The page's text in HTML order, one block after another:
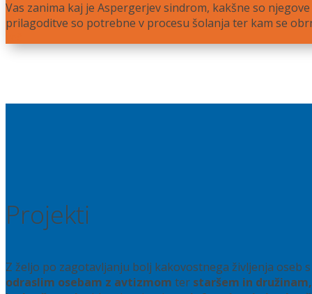
Vas zanima kaj je Aspergerjev sindrom, kakšne so
prilagoditve so potrebne v procesu šolanja ter kam se
Projekti
Z željo po zagotavljanju bolj kakovostnega življenja oseb
odraslim osebam z avtizmom ter staršem in